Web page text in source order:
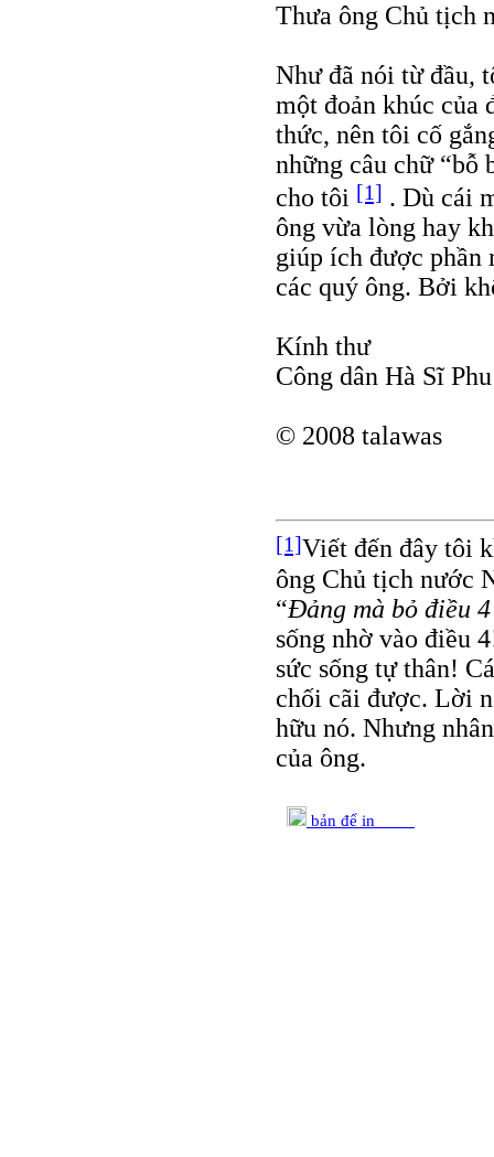
Thưa ông Chủ tịch
Như đã nói từ đầu,
một đoản khúc của
thức, nên tôi cố
những câu chữ “bỗ
cho tôi [1] . Dù cái
ông vừa lòng hay
giúp ích được phần
các quý ông. Bởi
Kính thư
Công dân Hà Sĩ Phu
© 2008 talawas
[1]Viết đến đây tôi
ông Chủ tịch nước
“Đảng mà bỏ điều
sống nhờ vào điều
sức sống tự thân!
chối cãi được. Lời
hữu nó. Nhưng
của ông.
bản để in